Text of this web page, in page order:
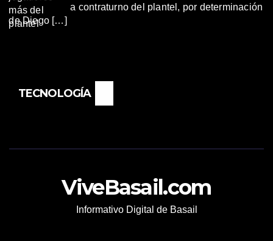
a contraturno del plantel, por determinación
de Diego […]
TECNOLOGÍA
ViveBasail.com
Informativo Digital de Basail